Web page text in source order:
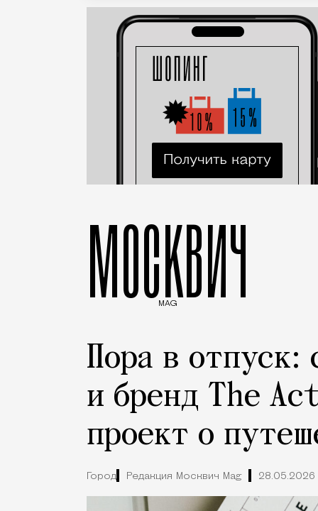
МОСКВИЧ
MAG
Пора в отпуск:
и бренд The
проект о
Город Редакция Москвич Mag 28.05.2026